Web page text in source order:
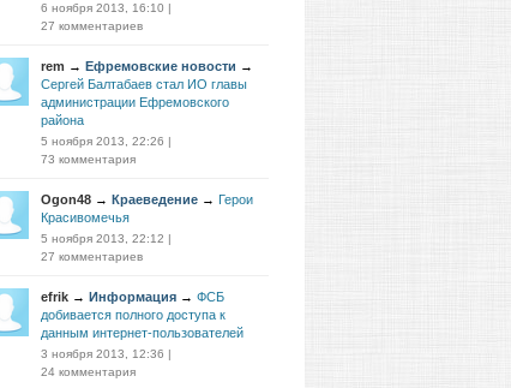
6 ноября 2013, 16:10 |
27 комментариев
rem → Ефремовские новости →
Сергей Балтабаев стал ИО главы
администрации Ефремовского
района
5 ноября 2013, 22:26 |
73 комментария
Ogon48 → Краеведение → Герои
Красивомечья
5 ноября 2013, 22:12 |
27 комментариев
efrik → Информация → ФСБ
добивается полного доступа к
данным интернет-пользователей
3 ноября 2013, 12:36 |
24 комментария